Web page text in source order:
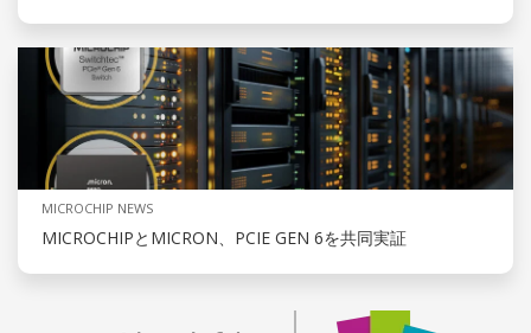
MICROCHIP NEWS
MICROCHIPとMICRON、PCIE GEN 6を共同実証